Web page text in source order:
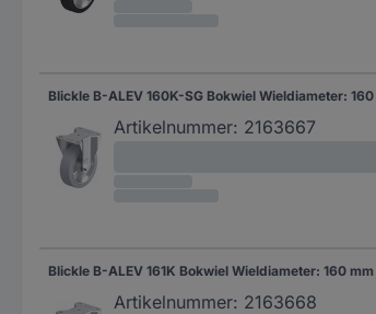
Artikelnummer: 2163667
Artikelnummer: 2163668